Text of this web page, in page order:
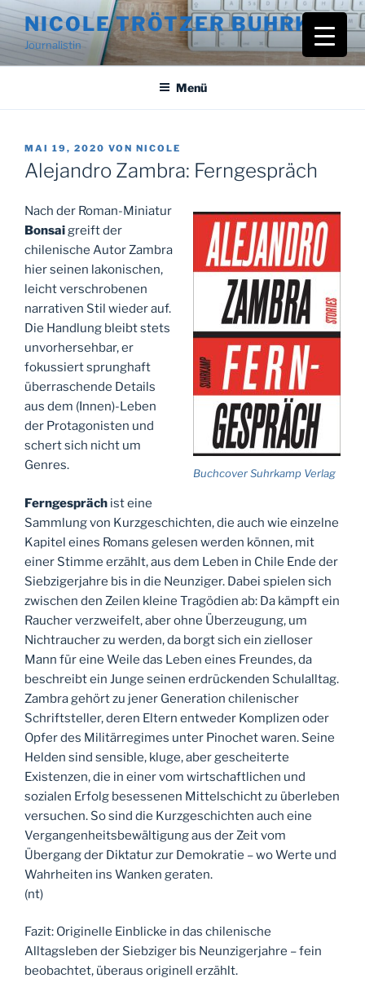
Zum
Inhalt
springen
NICOLE TRÖTZER BUHRKE
Journalistin
Menü
VERÖFFENTLICHT
AM
MAI 19, 2020 VON NICOLE
Alejandro Zambra: Ferngespräch
Buchcover Suhrkamp Verlag
Nach der Roman-Miniatur
Bonsaigreift der
chilenische Autor Zambra
hier seinen lakonischen,
leicht verschrobenen
narrativen Stil wieder auf.
Die Handlung bleibt stets
unvorhersehbar, er
fokussiert sprunghaft
überraschende Details
aus dem (Innen)-Leben
der Protagonisten und
schert sich nicht um
Genres.
Ferngespräch ist eine
Sammlung von Kurzgeschichten, die auch wie einzelne
Kapitel eines Romans gelesen werden können, mit
einer Stimme erzählt, aus dem Leben in Chile Ende der
Siebzigerjahre bis in die Neunziger. Dabei spielen sich
zwischen den Zeilen kleine Tragödien ab: Da kämpft ein
Raucher verzweifelt, aber ohne Überzeugung, um
Nichtraucher zu werden, da borgt sich ein zielloser
Mann für eine Weile das Leben eines Freundes, da
beschreibt ein Junge seinen erdrückenden Schulalltag.
Zambra gehört zu jener Generation chilenischer
Schriftsteller, deren Eltern entweder Komplizen oder
Opfer des Militärregimes unter Pinochet waren. Seine
Helden sind sensible, kluge, aber gescheiterte
Existenzen, die in einer vom wirtschaftlichen und
sozialen Erfolg besessenen Mittelschicht zu überleben
versuchen. So sind die Kurzgeschichten auch eine
Vergangenheitsbewältigung aus der Zeit vom
Übergang der Diktatur zur Demokratie – wo Werte und
Wahrheiten ins Wanken geraten.
(nt)
Fazit: Originelle Einblicke in das chilenische
Alltagsleben der Siebziger bis Neunzigerjahre – fein
beobachtet, überaus originell erzählt.